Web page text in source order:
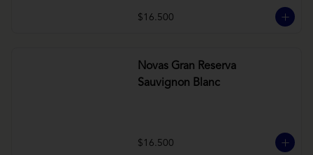
$16.500
Novas Gran Reserva
Sauvignon Blanc
$16.500